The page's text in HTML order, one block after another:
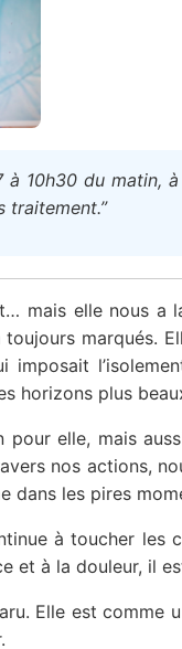
10h30 du matin,
traitement.”
mais elle nous a
marqués.
imposait
horizons plus
pour elle, mais
nos actions,
dans les pires
à toucher les
et à la douleur, il
Elle est